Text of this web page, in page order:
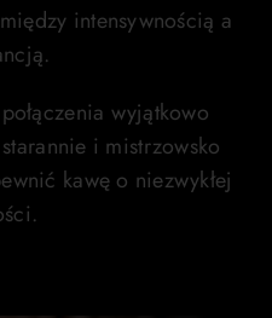
intensywnością a
wyjątkowo
i mistrzowsko
kawę o niezwykłej